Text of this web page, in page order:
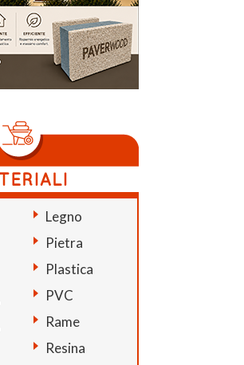
Legno
Pietra
Plastica
PVC
Rame
Resina